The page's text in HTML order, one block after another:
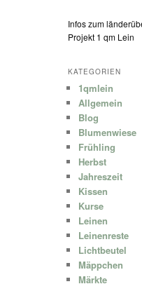
Infos zum
Projekt 1 qm Lein
KATEGORIEN
1qmlein
Allgemein
Blog
Blumenwiese
Frühling
Herbst
Jahreszeit
Kissen
Kurse
Leinen
Leinenreste
Lichtbeutel
Mäppchen
Märkte